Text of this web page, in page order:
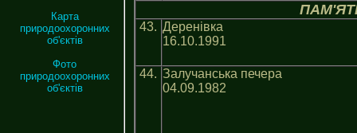
Карта
природоохоронних
об'єктів
Фото
природоохоронних
об'єктів
43. Деренівка
16.10.1991
44. Залучанська печера
04.09.1982